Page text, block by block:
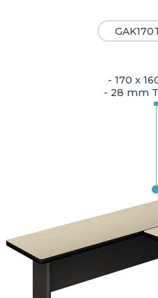
- 170 x
- 28 mm